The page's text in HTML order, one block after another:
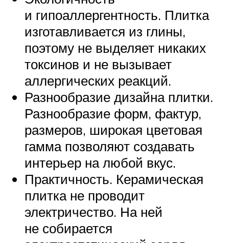
и гипоаллергентность. Плитка
изготавливается из глины,
поэтому не выделяет никаких
токсинов и не вызывает
аллергических реакций.
Разнообразие дизайна плитки.
Разнообразие форм, фактур,
размеров, широкая цветовая
гамма позволяют создавать
интерьер на любой вкус.
Практичность. Керамическая
плитка не проводит
электричество. На ней
не собирается